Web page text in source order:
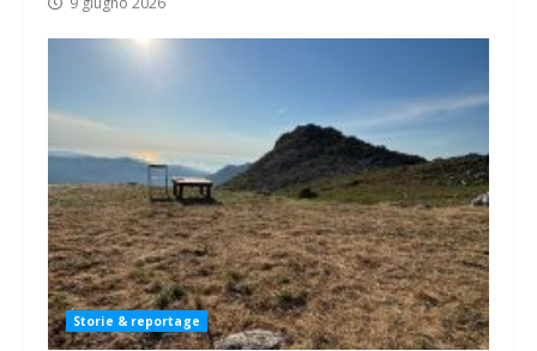
Storie & reportage